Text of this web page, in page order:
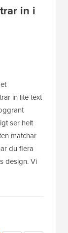
in i
in lite text
ser helt
matchar
du flera
design. Vi